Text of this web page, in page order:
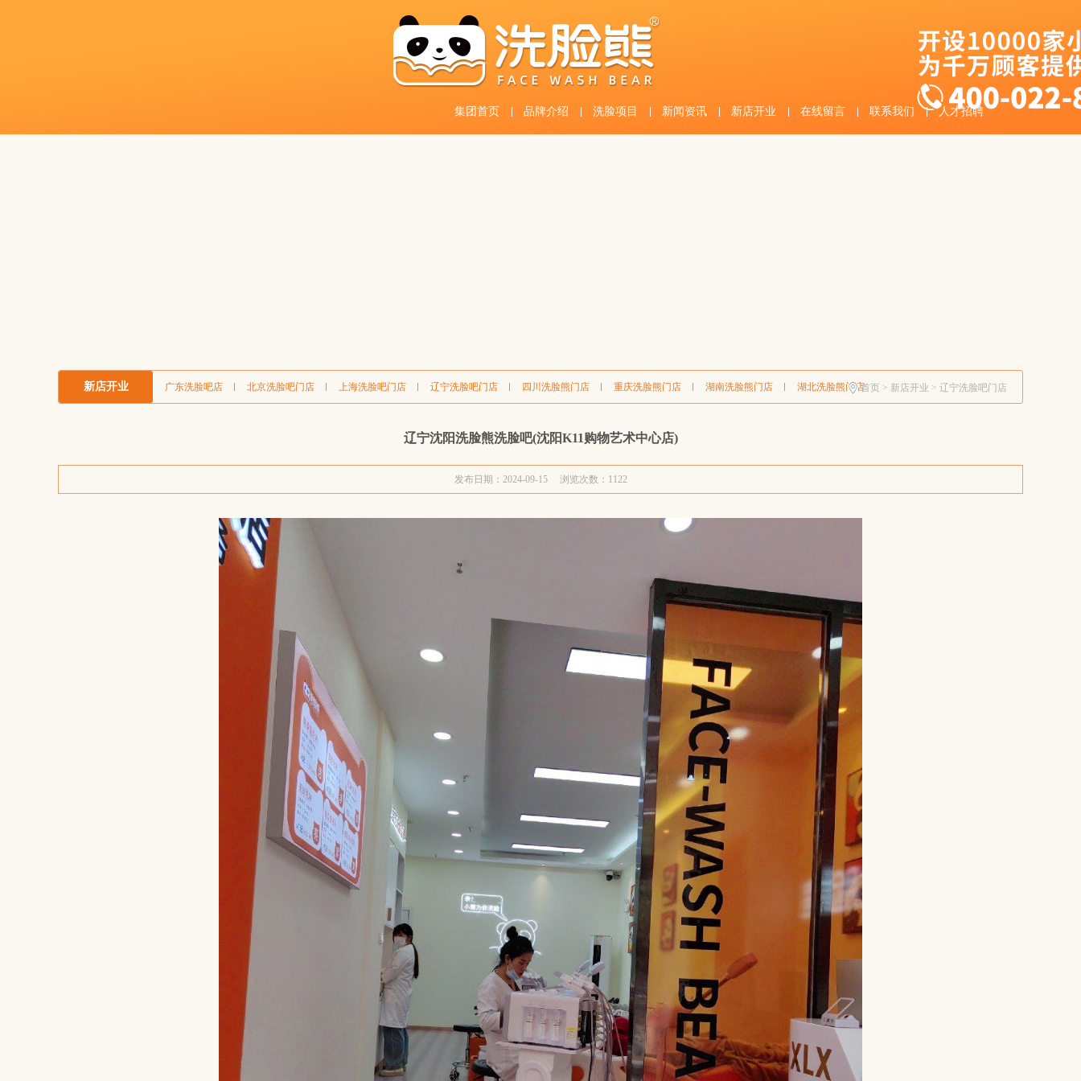
集团首页 品牌介绍 洗脸项目 新闻资讯 新店开业 在线留言 联系我们 人才招聘
新店开业 广东洗脸吧店 北京洗脸吧门店 上海洗脸吧门店 辽宁洗脸吧门店 四川洗脸熊门店 重庆洗脸熊门店 湖南洗脸熊门店 湖北洗脸熊门店首页 > 新店开业 > 辽宁洗脸吧门店
辽宁沈阳洗脸熊洗脸吧(沈阳K11购物艺术中心店)
发布日期：2024-09-15 浏览次数： 1122